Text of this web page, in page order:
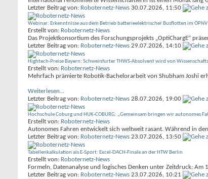
Letzter Beitrag von: Roboternetz-News 30.07.2026, 11:50
Webinar: Erkenntnisse aus dem Betrieb batterieelektrischer Busflotten im ÖPNV
Erstellt von: Roboternetz-News
Das Projektkonsortium des Forschungsprojekts „OptiChargE“
Letzter Beitrag von: Roboternetz-News 29.07.2026, 14:10
Hightech-Preise Bayern: Schweinfurter THWS-Absolvent wird von
Erstellt von: Roboternetz-News
Mehrfach prämierte Robotik-Bachelorarbeit von Shubham Joshi
Weiterlesen...
Letzter Beitrag von: Roboternetz-News 28.07.2026, 19:00
Hochschule Coburg und HUK-COBURG: „Gemeinsam bringen wir autonomes
Erstellt von: Roboternetz-News
Autonomes Fahren entwickelt sich weltweit rasant. Während in
Letzter Beitrag von: Roboternetz-News 23.07.2026, 13:50
Tabellenkalkulation als E-Sport: Excel-DACH-Finale an der HTW Berlin
Erstellt von: Roboternetz-News
Formeln, Datenanalyse und logisches Denken unter Zeitdruck:
Letzter Beitrag von: Roboternetz-News 23.07.2026, 10:21